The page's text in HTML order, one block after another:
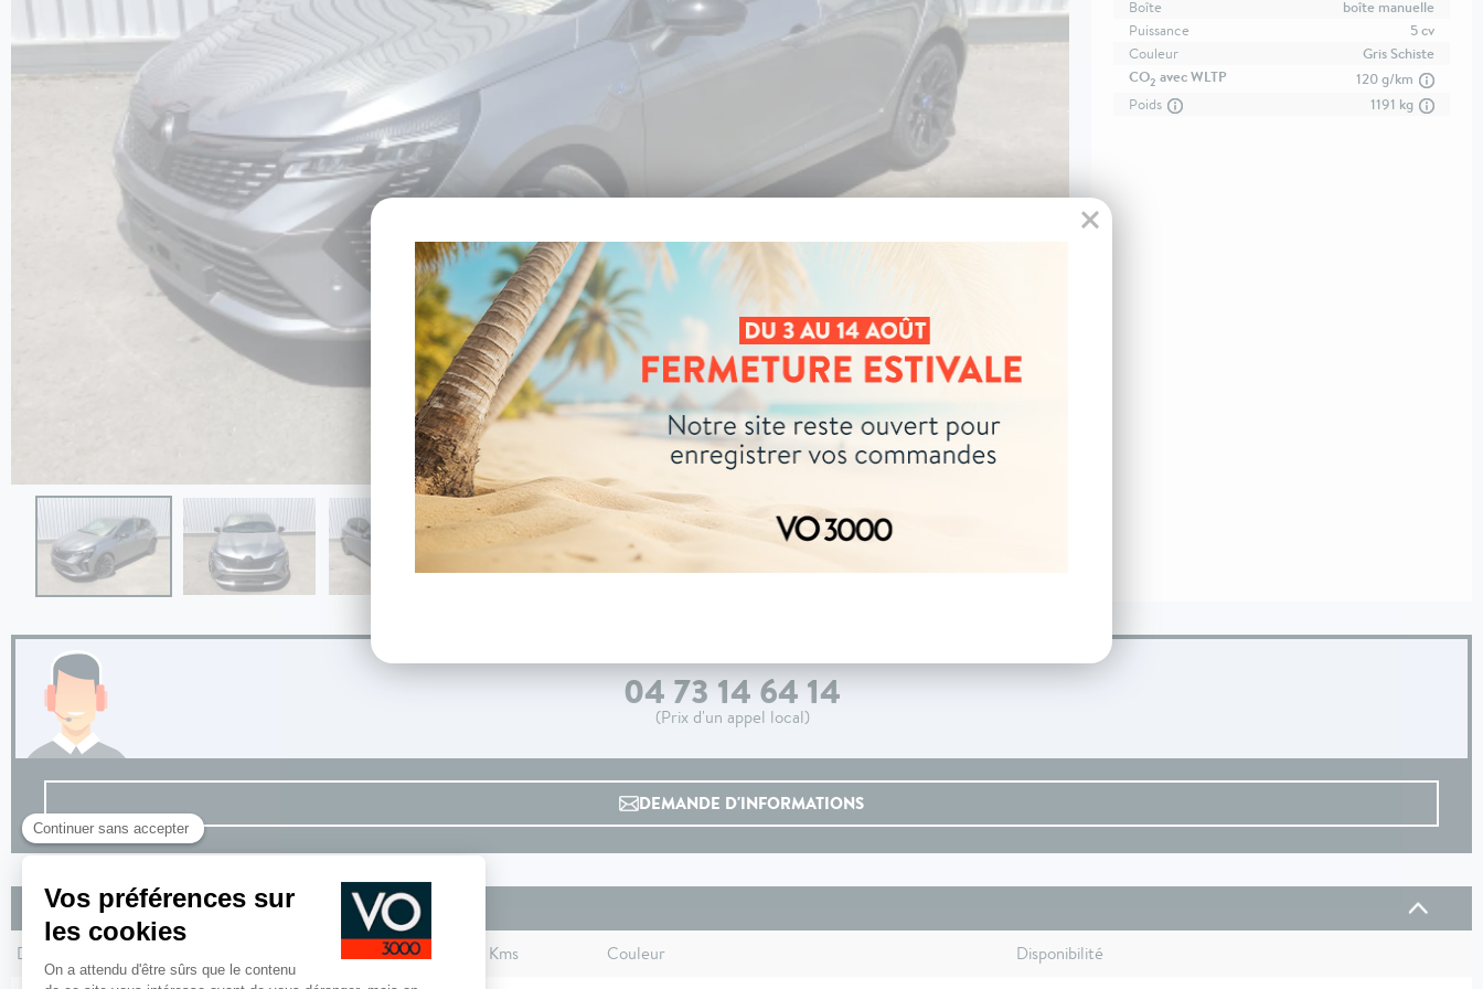
Boîte
boîte manuelle
Puissance
5 cv
Couleur
Gris Schiste
CO2 avec WLTP
120 g/km
Poids
1191 kg
04 73 14 64 14
(Prix d'un appel local)
DEMANDE D'INFORMATIONS
Les autres Renault CLIO V TCe 90 ch GSR2 Esprit Alpine
Dossier Kms Couleur Disponibilité